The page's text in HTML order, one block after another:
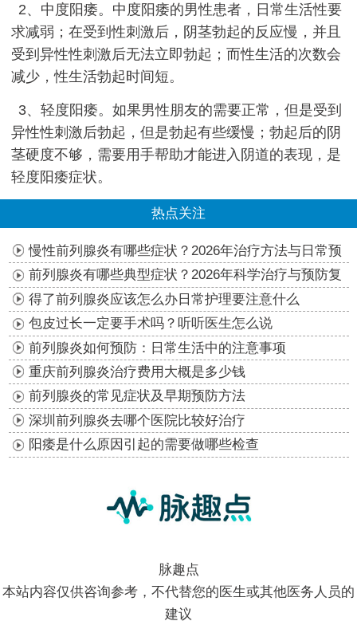
2、中度阳痿。中度阳痿的男性患者，日常生活性要
求减弱；在受到性刺激后，阴茎勃起的反应慢，并且
受到异性性刺激后无法立即勃起；而性生活的次数会
减少，性生活勃起时间短。
3、轻度阳痿。如果男性朋友的需要正常，但是受到
异性性刺激后勃起，但是勃起有些缓慢；勃起后的阴
茎硬度不够，需要用手帮助才能进入阴道的表现，是
轻度阳痿症状。
热点关注
慢性前列腺炎有哪些症状？2026年治疗方法与日常预
防指南
前列腺炎有哪些典型症状？2026年科学治疗与预防复
发指南
得了前列腺炎应该怎么办日常护理要注意什么
包皮过长一定要手术吗？听听医生怎么说
前列腺炎如何预防：日常生活中的注意事项
重庆前列腺炎治疗费用大概是多少钱
前列腺炎的常见症状及早期预防方法
深圳前列腺炎去哪个医院比较好治疗
阳痿是什么原因引起的需要做哪些检查
脉趣点
本站内容仅供咨询参考，不代替您的医生或其他医务人员的
建议